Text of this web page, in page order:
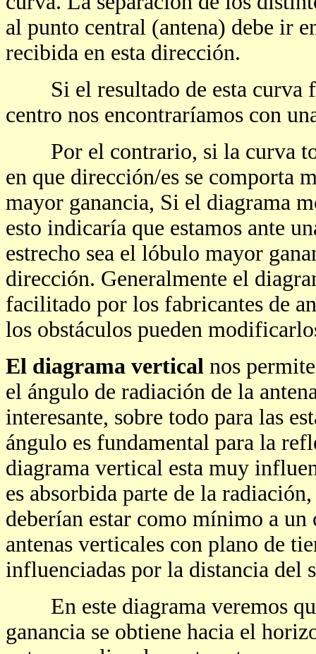
al punto central (antena) debe ir
recibida en esta dirección.
Si el resultado de esta curva
centro nos encontraríamos con
Por el contrario, si la curva
en que dirección/es se comporta
mayor ganancia, Si el diagrama
esto indicaría que estamos ante
estrecho sea el lóbulo mayor
dirección. Generalmente el
facilitado por los fabricantes de
los obstáculos pueden
El diagrama vertical nos
el ángulo de radiación de la
interesante, sobre todo para las
ángulo es fundamental para la
diagrama vertical esta muy
es absorbida parte de la
deberían estar como mínimo a un
antenas verticales con plano de
influenciadas por la distancia del
En este diagrama veremos
ganancia se obtiene hacia el